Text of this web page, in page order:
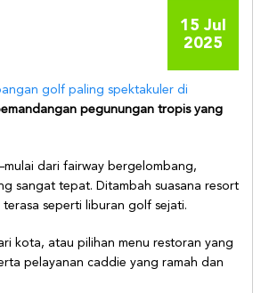
15 Jul
2025
golf paling spektakuler di
pegunungan tropis yang
dari fairway bergelombang,
sangat tepat. Ditambah suasana resort
seperti liburan golf sejati.
kota, atau pilihan menu restoran yang
pelayanan caddie yang ramah dan